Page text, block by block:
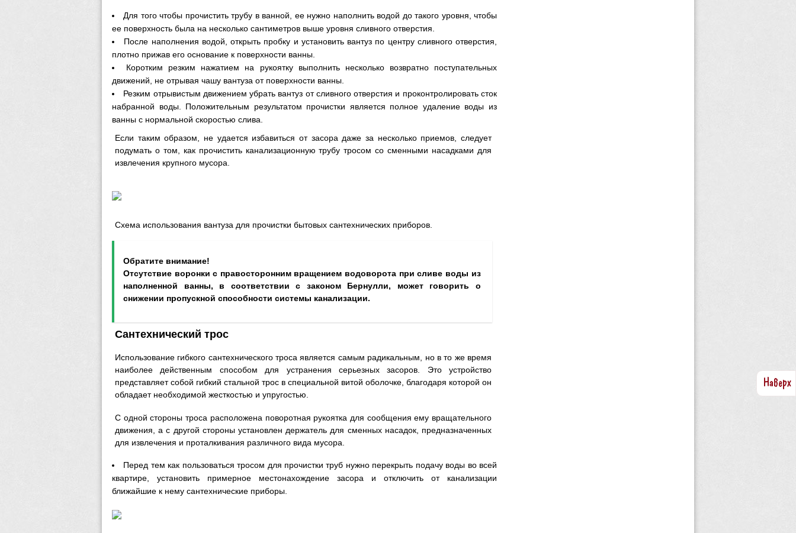
Для того чтобы прочистить трубу в ванной, ее нужно наполнить водой до такого уровня, чтобы
ее поверхность была на несколько сантиметров выше уровня сливного отверстия.
После наполнения водой, открыть пробку и установить вантуз по центру сливного отверстия,
плотно прижав его основание к поверхности ванны.
Коротким резким нажатием на рукоятку выполнить несколько возвратно поступательных
движений, не отрывая чашу вантуза от поверхности ванны.
Резким отрывистым движением убрать вантуз от сливного отверстия и проконтролировать сток
набранной воды. Положительным результатом прочистки является полное удаление воды из
ванны с нормальной скоростью слива.
Если таким образом, не удается избавиться от засора даже за несколько приемов, следует
подумать о том, как прочистить канализационную трубу тросом со сменными насадками для
извлечения крупного мусора.
Схема использования вантуза для прочистки бытовых сантехнических приборов.
Обратите внимание!
Отсутствие воронки с правосторонним вращением водоворота при сливе воды из
наполненной ванны, в соответствии с законом Бернулли, может говорить о
снижении пропускной способности системы канализации.
Сантехнический трос
Использование гибкого сантехнического троса является самым радикальным, но в то же время
наиболее действенным способом для устранения серьезных засоров. Это устройство
представляет собой гибкий стальной трос в специальной витой оболочке, благодаря которой он
обладает необходимой жесткостью и упругостью.
С одной стороны троса расположена поворотная рукоятка для сообщения ему вращательного
движения, а с другой стороны установлен держатель для сменных насадок, предназначенных
для извлечения и проталкивания различного вида мусора.
Перед тем как пользоваться тросом для прочистки труб нужно перекрыть подачу воды во всей
квартире, установить примерное местонахождение засора и отключить от канализации
ближайшие к нему сантехнические приборы.